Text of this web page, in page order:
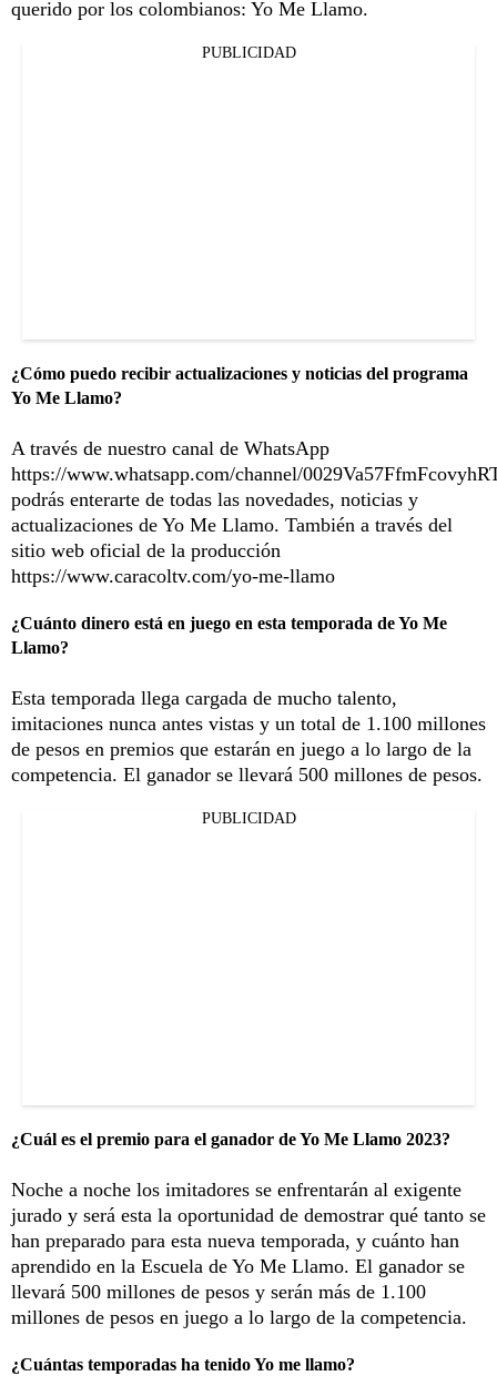
querido por los colombianos: Yo Me Llamo.
PUBLICIDAD
¿Cómo puedo recibir actualizaciones y noticias del programa
Yo Me Llamo?
A través de nuestro canal de WhatsApp
https://www.whatsapp.com/channel/
podrás enterarte de todas las novedades, noticias y
actualizaciones de Yo Me Llamo. También a través del
sitio web oficial de la producción
https://www.caracoltv.com/yo-me-llamo
¿Cuánto dinero está en juego en esta temporada de Yo Me
Llamo?
Esta temporada llega cargada de mucho talento,
imitaciones nunca antes vistas y un total de 1.100 millones
de pesos en premios que estarán en juego a lo largo de la
competencia. El ganador se llevará 500 millones de pesos.
PUBLICIDAD
¿Cuál es el premio para el ganador de Yo Me Llamo 2023?
Noche a noche los imitadores se enfrentarán al exigente
jurado y será esta la oportunidad de demostrar qué tanto se
han preparado para esta nueva temporada, y cuánto han
aprendido en la Escuela de Yo Me Llamo. El ganador se
llevará 500 millones de pesos y serán más de 1.100
millones de pesos en juego a lo largo de la competencia.
¿Cuántas temporadas ha tenido Yo me llamo?